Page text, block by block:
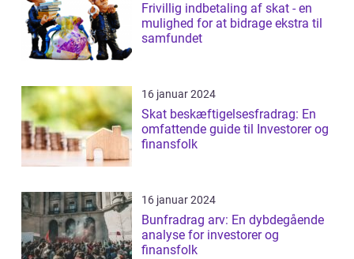
Frivillig indbetaling af skat - en
mulighed for at bidrage ekstra til
samfundet
16 januar 2024
Skat beskæftigelsesfradrag: En
omfattende guide til Investorer og
finansfolk
16 januar 2024
Bunfradrag arv: En dybdegående
analyse for investorer og
finansfolk